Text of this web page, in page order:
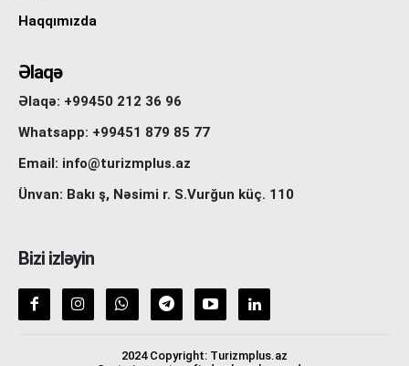
Haqqımızda
Əlaqə
Əlaqə: +99450 212 36 96
Whatsapp: +99451 879 85 77
Email: info@turizmplus.az
Ünvan: Bakı ş, Nəsimi r. S.Vurğun küç. 110
Bizi izləyin
2024 Copyright: Turizmplus.az